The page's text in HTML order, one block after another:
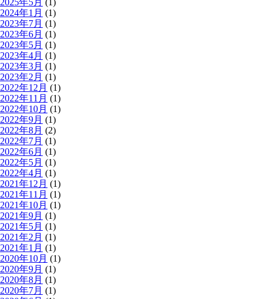
2025年5月 (1)
2024年1月 (1)
2023年7月 (1)
2023年6月 (1)
2023年5月 (1)
2023年4月 (1)
2023年3月 (1)
2023年2月 (1)
2022年12月 (1)
2022年11月 (1)
2022年10月 (1)
2022年9月 (1)
2022年8月 (2)
2022年7月 (1)
2022年6月 (1)
2022年5月 (1)
2022年4月 (1)
2021年12月 (1)
2021年11月 (1)
2021年10月 (1)
2021年9月 (1)
2021年5月 (1)
2021年2月 (1)
2021年1月 (1)
2020年10月 (1)
2020年9月 (1)
2020年8月 (1)
2020年7月 (1)